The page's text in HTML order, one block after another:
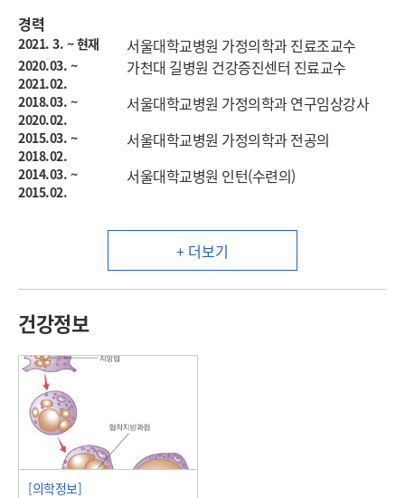
경력
2021. 3. ~ 현재 서울대학교병원 가정의학과 진료조교수
2020.03. ~
2021.02.
가천대 길병원 건강증진센터 진료교수
2018.03. ~
2020.02.
서울대학교병원 가정의학과 연구임상강사
2015.03. ~
2018.02.
서울대학교병원 가정의학과 전공의
2014.03. ~
2015.02.
서울대학교병원 인턴(수련의)
+ 더보기
건강정보
[의학정보]